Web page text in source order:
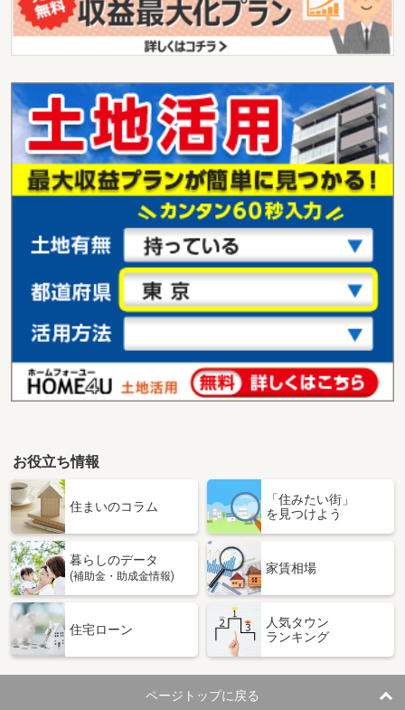
お役立ち情報
住まいのコラム
「住みたい街」
を見つけよう
暮らしのデータ
(補助金・助成金情報)
家賃相場
住宅ローン
人気タウン
ランキング
ページトップに戻る